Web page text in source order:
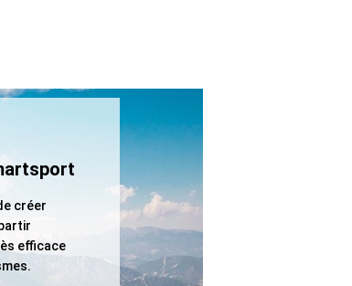
créer
efficace